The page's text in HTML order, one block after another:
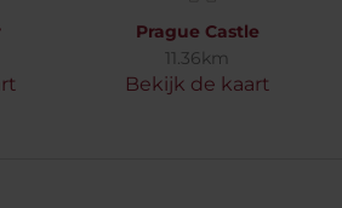
Prague Castle
11.36km
Bekijk de kaart